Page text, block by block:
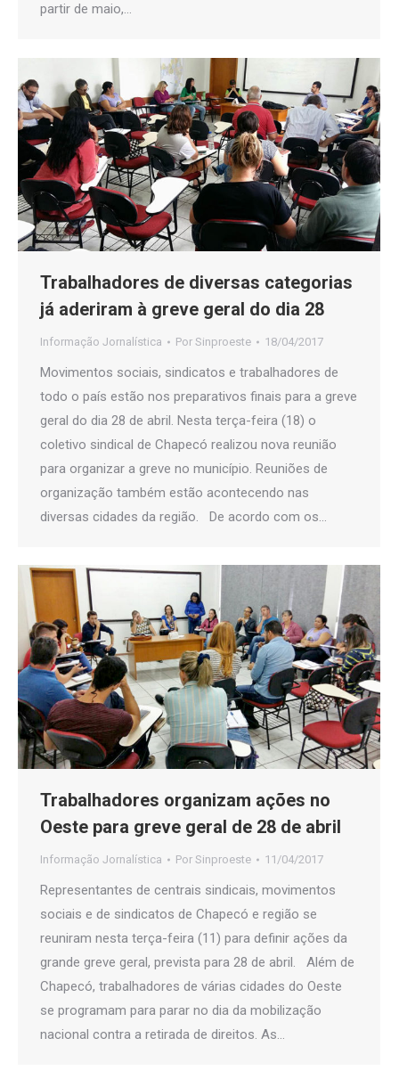
partir de maio,…
Trabalhadores de diversas categorias
já aderiram à greve geral do dia 28
Informação Jornalística Por Sinproeste 18/04/2017
Movimentos sociais, sindicatos e trabalhadores de
todo o país estão nos preparativos finais para a greve
geral do dia 28 de abril. Nesta terça-feira (18) o
coletivo sindical de Chapecó realizou nova reunião
para organizar a greve no município. Reuniões de
organização também estão acontecendo nas
diversas cidades da região. De acordo com os…
Trabalhadores organizam ações no
Oeste para greve geral de 28 de abril
Informação Jornalística Por Sinproeste 11/04/2017
Representantes de centrais sindicais, movimentos
sociais e de sindicatos de Chapecó e região se
reuniram nesta terça-feira (11) para definir ações da
grande greve geral, prevista para 28 de abril. Além de
Chapecó, trabalhadores de várias cidades do Oeste
se programam para parar no dia da mobilização
nacional contra a retirada de direitos. As…